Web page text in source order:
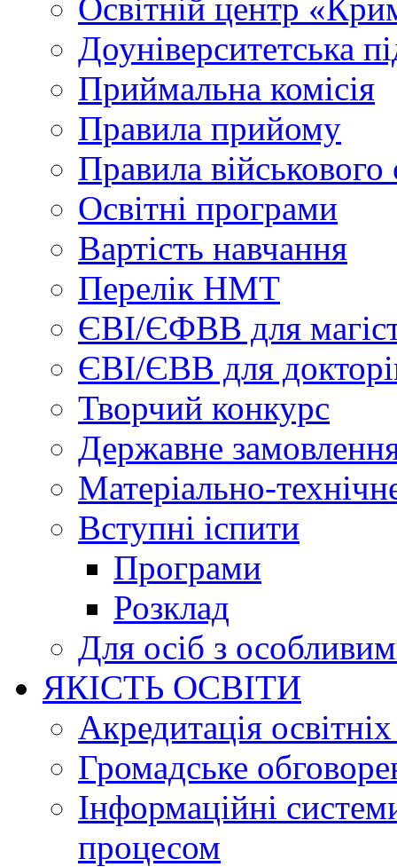
Освітній центр
Доуніверситетська
Приймальна комісія
Правила прийому
Правила військового
Освітні програми
Вартість навчання
Перелік НМТ
ЄВІ/ЄФВВ для
ЄВІ/ЄВВ для
Творчий конкурс
Державне
Матеріально-
Вступні іспити
Програми
Розклад
Для осіб з
ЯКІСТЬ ОСВІТИ
Акредитація
Громадське
Інформаційні
процесом